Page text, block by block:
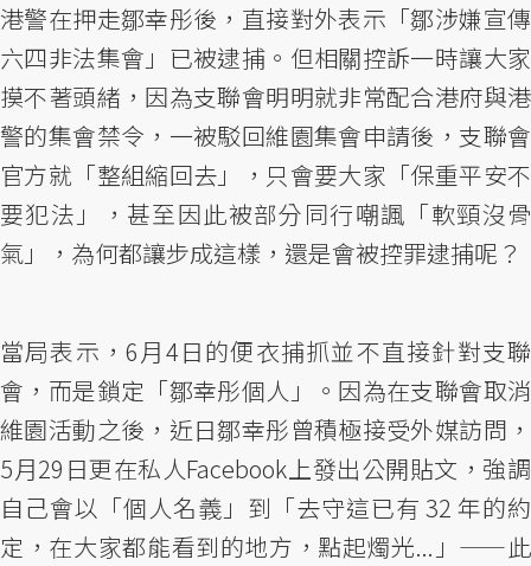
港警在押走鄒幸彤後，直接對外表示「鄒涉嫌宣傳
六四非法集會」已被逮捕。但相關控訴一時讓大家
摸不著頭緒，因為支聯會明明就非常配合港府與港
警的集會禁令，一被駁回維園集會申請後，支聯會
官方就「整組縮回去」，只會要大家「保重平安不
要犯法」，甚至因此被部分同行嘲諷「軟頸沒骨
氣」，為何都讓步成這樣，還是會被控罪逮捕呢？
當局表示，6月4日的便衣捕抓並不直接針對支聯
會，而是鎖定「鄒幸彤個人」。因為在支聯會取消
維園活動之後，近日鄒幸彤曾積極接受外媒訪問，
5月29日更在私人Facebook上發出公開貼文，強調
自己會以「個人名義」到「去守這已有 32 年的約
定，在大家都能看到的地方，點起燭光...」——此